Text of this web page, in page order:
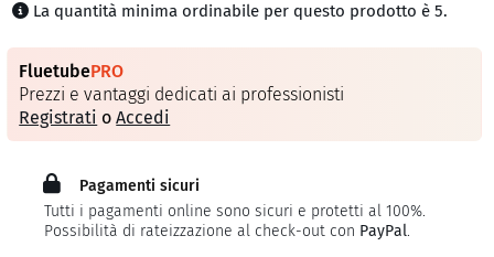
La quantità minima ordinabile per questo prodotto è 5.
FluetubePRO
Prezzi e vantaggi dedicati ai professionisti
Registrati oAccedi
Pagamenti sicuri
Tutti i pagamenti online sono sicuri e protetti al 100%.
Possibilità di rateizzazione al check-out con PayPal.